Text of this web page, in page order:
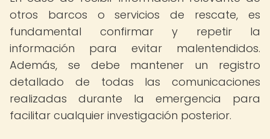
otros barcos o servicios de rescate, es
fundamental confirmar y repetir la
información para evitar malentendidos.
Además, se debe mantener un registro
detallado de todas las comunicaciones
realizadas durante la emergencia para
facilitar cualquier investigación posterior.